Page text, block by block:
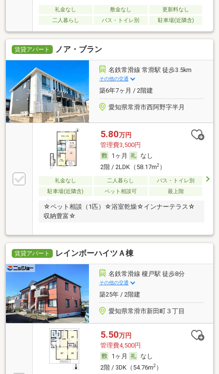
礼金なし 敷金なし
更新料なし
二人暮らし
バス・トイレ別 駐車場(近隣含)
賃貸アパート ノア・ブラン
名鉄常滑線 常滑駅 徒歩3.5km
その他の交通
築6年7ヶ月 / 2階建
愛知県常滑市西阿野字半月
5.80万円
管理費3,500円
1ヶ月
なし
2階 / 2LDK（58.17m2）
礼金なし 二人暮らし
バス・トイレ別
駐車場(近隣含)
ペット相談可 最上階
☆ペット相談（1匹）☆浴室乾燥☆インナーテラス☆
収納豊富☆
賃貸アパート レインボーハイツＡ棟
名鉄常滑線 榎戸駅 徒歩8分
その他の交通
築25年 / 2階建
愛知県常滑市新田町３丁目
5.50万円
管理費4,500円
1ヶ月
なし
2階 / 3DK（54.76m2）